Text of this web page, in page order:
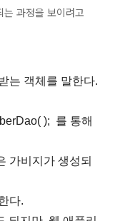
과정을 보이려고
는 객체를 말한다.
); 를 통해
가비지가 생성되
다.